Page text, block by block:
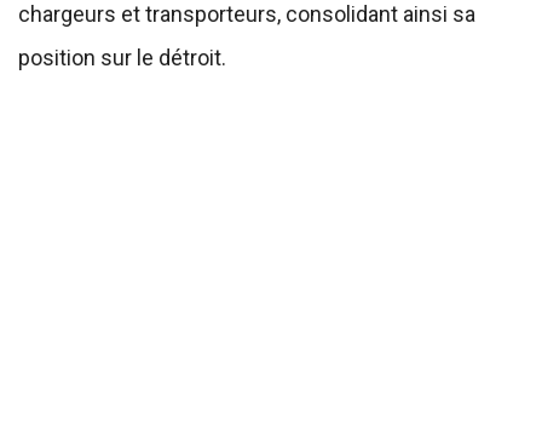
chargeurs et transporteurs, consolidant ainsi sa
position sur le détroit.